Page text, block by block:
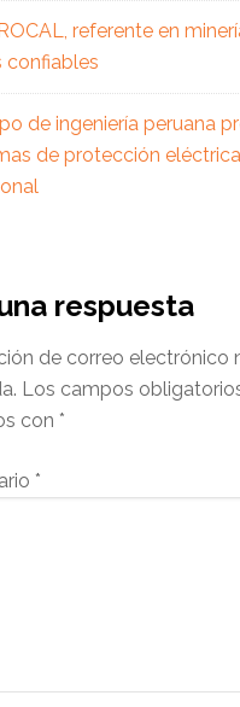
referente en
confiables
de ingeniería peruana
de protección
respuesta
de correo electrónico
Los campos
con *
*